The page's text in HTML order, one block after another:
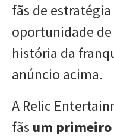
fãs de
oportunidade
história da
anúncio acima.
A Relic
fãs um